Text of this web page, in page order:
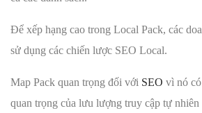
Để xếp hạng cao trong Local Pack, các
sử dụng các chiến lược SEO Local.
Map Pack quan trọng đối với SEO vì nó
quan trọng của lưu lượng truy cập tự